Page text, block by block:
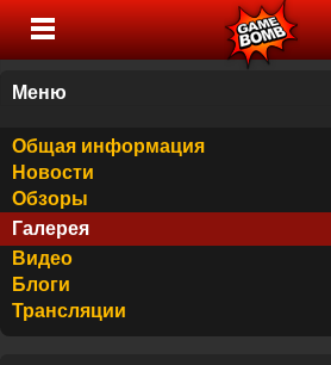
Меню
Общая информация
Новости
Обзоры
Галерея
Видео
Блоги
Трансляции